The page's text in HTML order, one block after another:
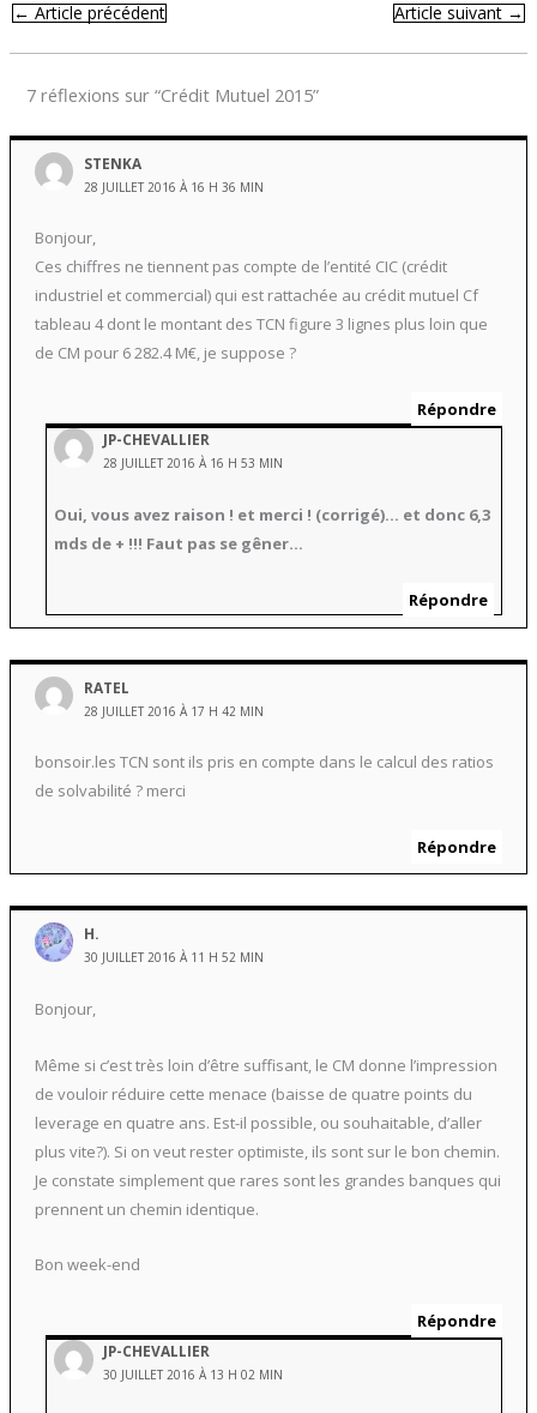
←Article précédent Article suivant→
7 réflexions sur “Crédit Mutuel 2015”
STENKA
28 JUILLET 2016 À 16 H 36 MIN
Bonjour,
Ces chiffres ne tiennent pas compte de l’entité CIC (crédit
industriel et commercial) qui est rattachée au crédit mutuel Cf
tableau 4 dont le montant des TCN figure 3 lignes plus loin que
de CM pour 6 282.4 M€, je suppose ?
Répondre
JP-CHEVALLIER
28 JUILLET 2016 À 16 H 53 MIN
Oui, vous avez raison ! et merci ! (corrigé)… et donc 6,3
mds de + !!! Faut pas se gêner…
Répondre
RATEL
28 JUILLET 2016 À 17 H 42 MIN
bonsoir.les TCN sont ils pris en compte dans le calcul des ratios
de solvabilité ? merci
Répondre
H.
30 JUILLET 2016 À 11 H 52 MIN
Bonjour,
Même si c’est très loin d’être suffisant, le CM donne l’impression
de vouloir réduire cette menace (baisse de quatre points du
leverage en quatre ans. Est-il possible, ou souhaitable, d’aller
plus vite?). Si on veut rester optimiste, ils sont sur le bon chemin.
Je constate simplement que rares sont les grandes banques qui
prennent un chemin identique.
Bon week-end
Répondre
JP-CHEVALLIER
30 JUILLET 2016 À 13 H 02 MIN